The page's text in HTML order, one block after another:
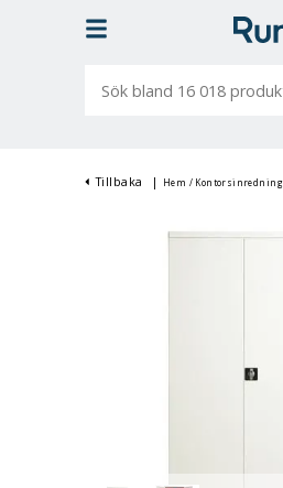
bland
Tillbaka | Hem / Kontorsinredning